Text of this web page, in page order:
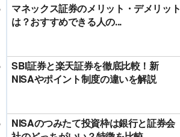
マネックス証券のメリット・デメリット
は？おすすめできる人の...
SBI証券と楽天証券を徹底比較！新
NISAやポイント制度の違いを解説
NISAのつみたて投資枠は銀行と証券会